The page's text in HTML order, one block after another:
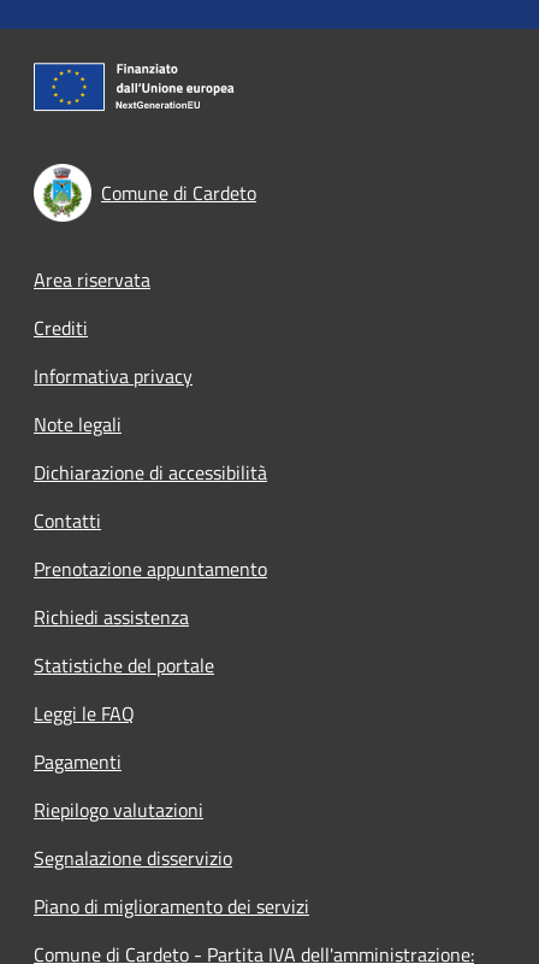
Comune di Cardeto
Footer menu
Area riservata
Crediti
Informativa privacy
Note legali
Dichiarazione di accessibilità
Contatti
Prenotazione appuntamento
Richiedi assistenza
Statistiche del portale
Leggi le FAQ
Pagamenti
Riepilogo valutazioni
Segnalazione disservizio
Piano di miglioramento dei servizi
Comune di Cardeto - Partita IVA dell'amministrazione: